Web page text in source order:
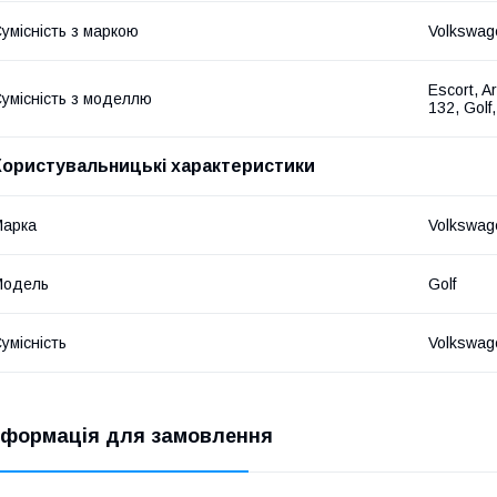
з маркою
з моделлю
Escort,
132,
характеристики
Golf
для замовлення